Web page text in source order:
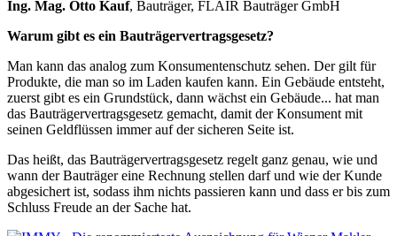
Ing. Mag. Otto Kauf, Bauträger, FLAIR Bauträger GmbH
Warum gibt es ein Bauträgervertragsgesetz?
Man kann das analog zum Konsumentenschutz sehen. Der gilt für
Produkte, die man so im Laden kaufen kann. Ein Gebäude entsteht,
zuerst gibt es ein Grundstück, dann wächst ein Gebäude... hat man
das Bauträgervertragsgesetz gemacht, damit der Konsument mit
seinen Geldflüssen immer auf der sicheren Seite ist.
Das heißt, das Bauträgervertragsgesetz regelt ganz genau, wie und
wann der Bauträger eine Rechnung stellen darf und wie der Kunde
abgesichert ist, sodass ihm nichts passieren kann und dass er bis zum
Schluss Freude an der Sache hat.